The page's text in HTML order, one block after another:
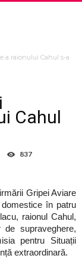
a raionului Cahul s-a
Cahul
837
Gripei Aviare
în patru
raionul Cahul,
supraveghere,
pentru Situații
extraordinară.